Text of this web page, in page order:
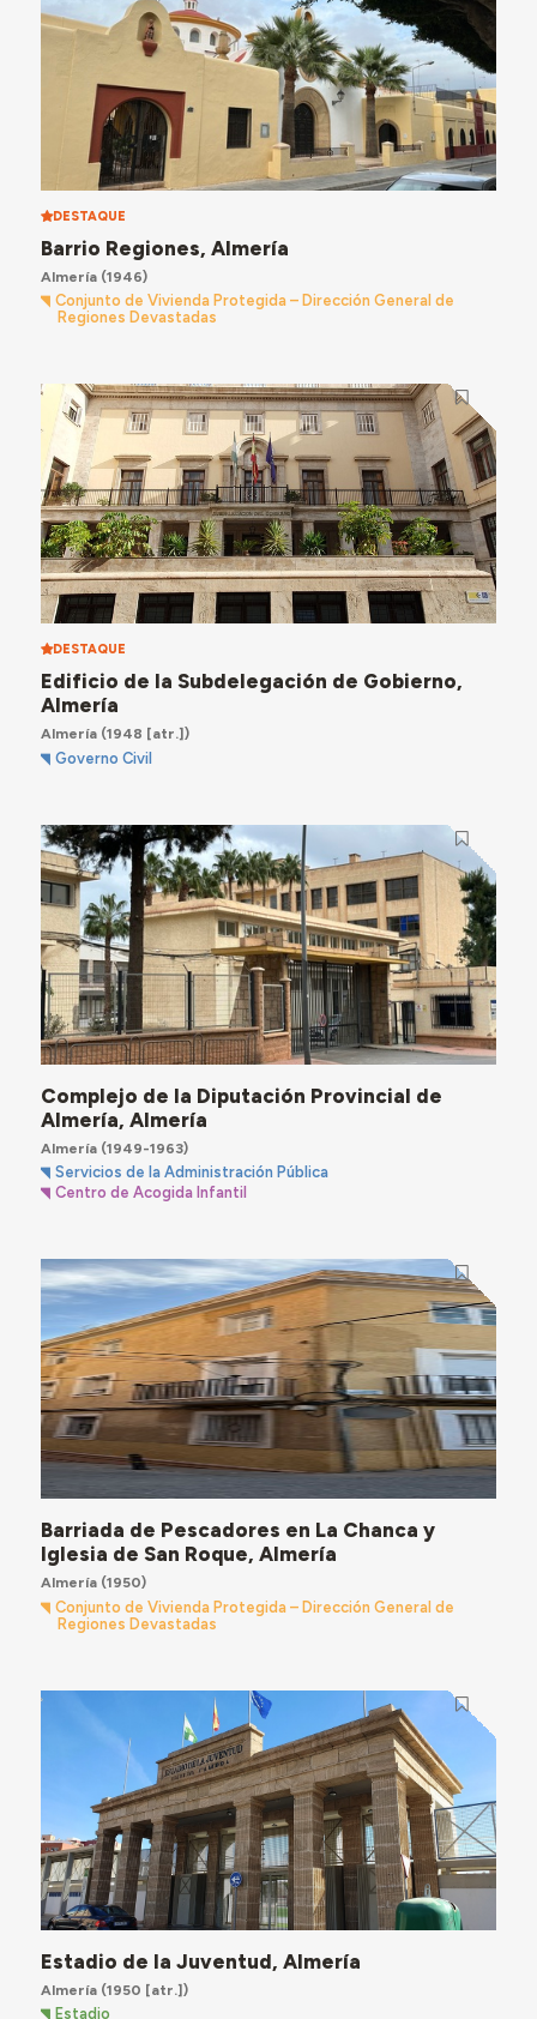
DESTAQUE
Barrio Regiones, Almería
Almería(1946)
Conjunto de Vivienda Protegida – Dirección General de
Regiones Devastadas
DESTAQUE
Edificio de la Subdelegación de Gobierno,
Almería
Almería(1948 [atr.])
Governo Civil
Complejo de la Diputación Provincial de
Almería, Almería
Almería(1949-1963)
Servicios de la Administración Pública
Centro de Acogida Infantil
Barriada de Pescadores en La Chanca y
Iglesia de San Roque, Almería
Almería(1950)
Conjunto de Vivienda Protegida – Dirección General de
Regiones Devastadas
Estadio de la Juventud, Almería
Almería(1950 [atr.])
Estadio